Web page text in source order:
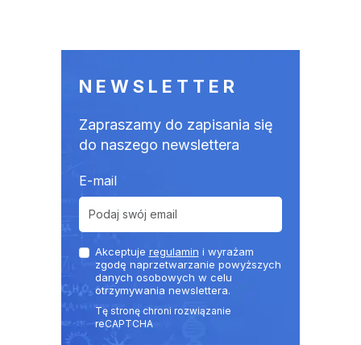
NEWSLETTER
Zapraszamy do zapisania się
do naszego newslettera
E-mail
Akceptuje regulamin i wyrażam
zgodę naprzetwarzanie powyższych
danych osobowych w celu
otrzymywania newslettera.